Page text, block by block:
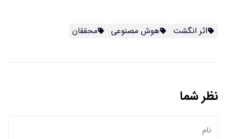
اثر انگشت هوش مصنوعی محققان
نظر شما